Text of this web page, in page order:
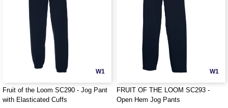
W1
Fruit of the Loom SC290 - Jog Pant
with Elasticated Cuffs
W1
FRUIT OF THE LOOM SC293 -
Open Hem Jog Pants